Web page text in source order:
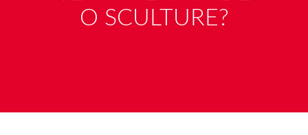
O SCULTURE?